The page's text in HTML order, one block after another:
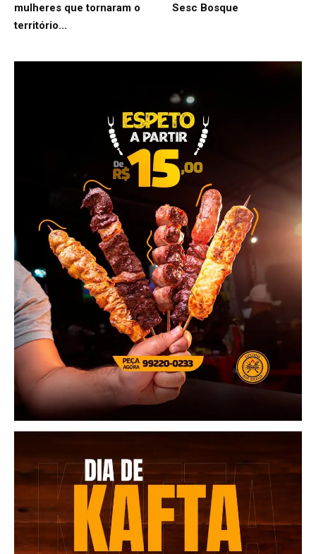
mulheres que tornaram o
território...
Sesc Bosque